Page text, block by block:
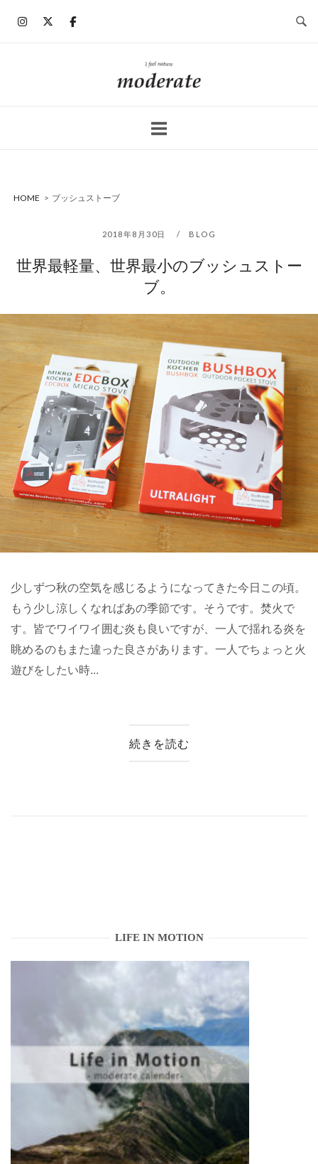
ホ
ー
HOME > ブッシュストーブ
2018年8月30日 BLOG
世界最軽量、世界最小のブッシュストー
ブ。
少しずつ秋の空気を感じるようになってきた今日この頃。
もう少し涼しくなればあの季節です。そうです。焚火で
す。皆でワイワイ囲む炎も良いですが、一人で揺れる炎を
眺めるのもまた違った良さがあります。一人でちょっと火
遊びをしたい時...
続きを読む
LIFE IN MOTION